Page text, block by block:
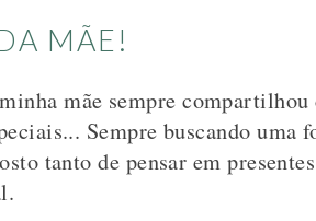
MÃE!
mãe sempre
Sempre buscando uma
tanto de pensar em